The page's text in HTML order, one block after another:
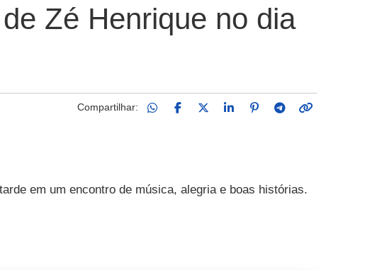
Zé Henrique no dia
Compartilhar:
em um encontro de música, alegria e boas histórias.